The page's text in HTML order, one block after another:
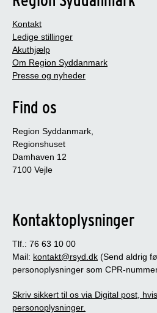
Kontakt
Ledige stillinger
Akuthjælp
Om Region Syddanmark
Presse og nyheder
Find os
Region Syddanmark,
Regionshuset
Damhaven 12
7100 Vejle
Kontaktoplysninger
Tlf.: 76 63 10 00
Mail: kontakt@rsyd.dk (Send aldrig
personoplysninger som CPR-
Skriv sikkert til os via Digital post,
personoplysninger.